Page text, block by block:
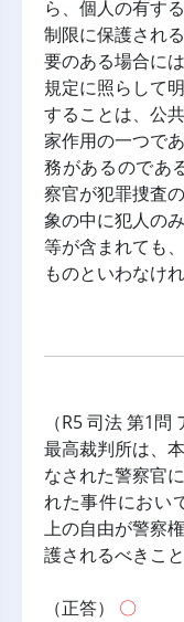
ら、個人の有す
制限に保護され
要のある場合に
規定に照らして
することは、公
家作用の一つで
務があるのであ
察官が犯罪捜査
象の中に犯人の
等が含まれても
ものといわなけ
（R5 司法 第1問
最高裁判所は、
なされた警察官
れた事件におい
上の自由が警察
護されるべきこ
（正答） 〇